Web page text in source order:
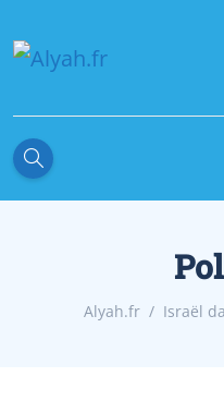
Alyah.fr Israël